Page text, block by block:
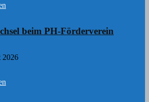
beim PH-Förderverein
2026